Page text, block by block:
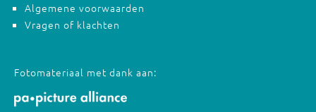
Algemene voorwaarden
Vragen of klachten
Fotomateriaal met dank aan: